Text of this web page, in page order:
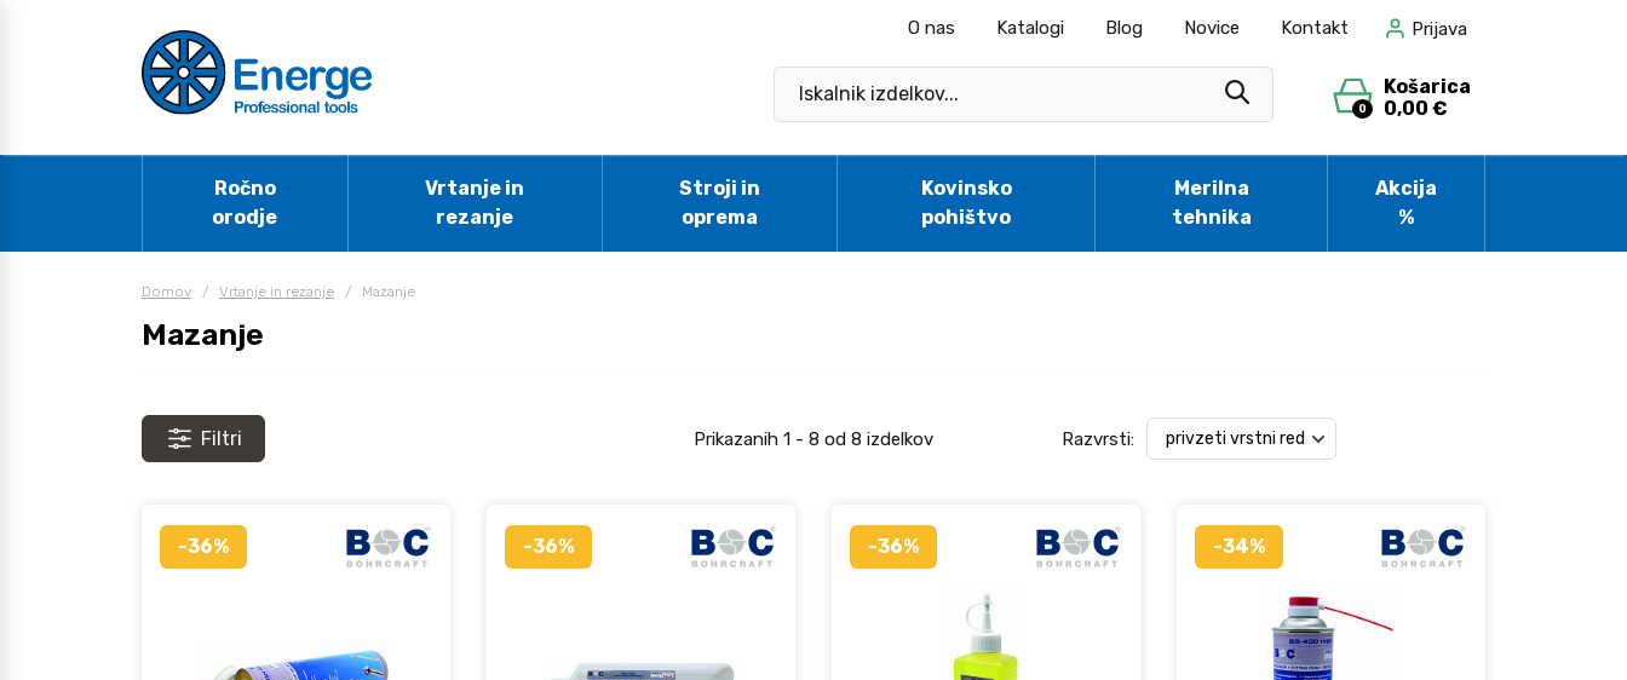
O nas Katalogi Blog Novice Kontakt Prijava
0
Košarica
0,00 €
Ročno
orodje
Vrtanje in
rezanje
Stroji in
oprema
Kovinsko
pohištvo
Merilna
tehnika
Akcija
%
Domov / Vrtanje in rezanje / Mazanje
Mazanje
Filtri Prikazanih 1 - 8 od 8 izdelkov Razvrsti:
-36% -36% -36% -34%